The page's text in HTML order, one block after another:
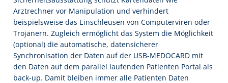
Arztrechner vor Manipulation und verhindert
beispielsweise das Einschleusen von Computerviren oder
Trojanern. Zugleich ermöglicht das System die Möglichkeit
(optional) die automatische, datensicherer
Synchronisation der Daten auf der USB-MEDOCARD mit
den Daten auf dem parallel laufenden Patienten Portal als
back-up. Damit bleiben immer alle Patienten Daten